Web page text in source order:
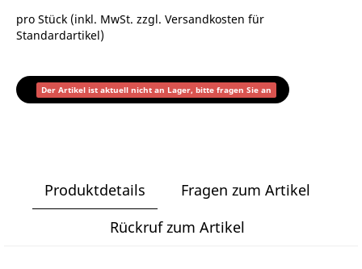
pro Stück (inkl. MwSt. zzgl. Versandkosten für
Standardartikel)
Der Artikel ist aktuell nicht an Lager, bitte fragen Sie an
Produktdetails
Fragen zum Artikel
Rückruf zum Artikel